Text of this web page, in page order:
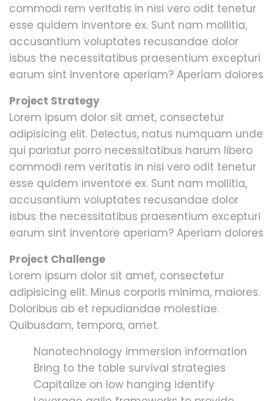
commodi rem veritatis in nisi vero odit tenetur
esse quidem inventore ex. Sunt nam mollitia,
accusantium voluptates recusandae dolor
isbus the necessitatibus praesentium excepturi
earum sint inventore aperiam? Aperiam dolores
Project Strategy
Lorem ipsum dolor sit amet, consectetur
adipisicing elit. Delectus, natus numquam unde
qui pariatur porro necessitatibus harum libero
commodi rem veritatis in nisi vero odit tenetur
esse quidem inventore ex. Sunt nam mollitia,
accusantium voluptates recusandae dolor
isbus the necessitatibus praesentium excepturi
earum sint inventore aperiam? Aperiam dolores
Project Challenge
Lorem ipsum dolor sit amet, consectetur
adipisicing elit. Minus corporis minima, maiores.
Doloribus ab et repudiandae molestiae.
Quibusdam, tempora, amet.
Nanotechnology immersion information
Bring to the table survival strategies
Capitalize on low hanging identify